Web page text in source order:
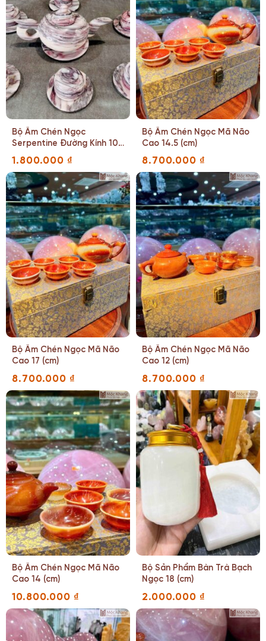
Bộ Ấm Chén Ngọc
Serpentine Đường Kính 10
(cm)
1.800.000 ₫
Bộ Ấm Chén Ngọc Mã Não
Cao 14.5 (cm)
8.700.000 ₫
Bộ Ấm Chén Ngọc Mã Não
Cao 17 (cm)
8.700.000 ₫
Bộ Ấm Chén Ngọc Mã Não
Cao 12 (cm)
8.700.000 ₫
Bộ Ấm Chén Ngọc Mã Não
Cao 14 (cm)
10.800.000 ₫
Bộ Sản Phẩm Bàn Trà Bạch
Ngọc 18 (cm)
2.000.000 ₫